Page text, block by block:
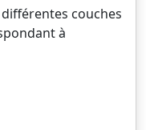
couches
à